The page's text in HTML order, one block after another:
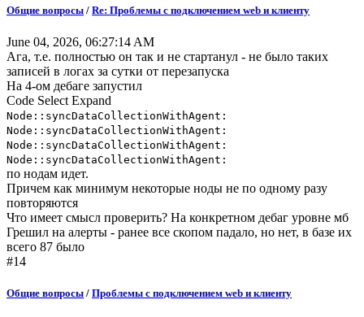
Общие вопросы / Re: Проблемы с подключением web и клиенту
June 04, 2026, 06:27:14 AM
Ага, т.е. полностью он так и не стартанул - не было таких
записей в логах за сутки от перезапуска
На 4-ом дебаге запустил
Code Select Expand
Node::syncDataCollectionWithAgent:
Node::syncDataCollectionWithAgent:
Node::syncDataCollectionWithAgent:
Node::syncDataCollectionWithAgent:
по нодам идет.
Причем как минимум некоторые ноды не по одному разу
повторяются
Что имеет смысл проверить? На конкретном дебаг уровне мб
Грешил на алерты - ранее все скопом падало, но нет, в базе их
всего 87 было
#14
Общие вопросы / Проблемы с подключением web и клиенту